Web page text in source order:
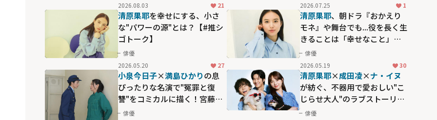
2026.08.03
21
2026.07.25
1
清原果耶を幸せにする、小さ
な"パワーの源"とは？【#推シ
ゴトーク】
俳優
2026.05.20
27
清原果耶、朝ドラ『おかえり
モネ』や舞台でも...役を長く生
きることは「幸せなこと」
『レディエント・バーミン』
インタビュー
俳優
2026.05.19
30
小泉今日子×満島ひかりの息
ぴったりな名演で"冤罪と復
讐"をコミカルに描く！宮藤官
九郎脚本「監獄のお姫さま」
俳優
清原果耶×成田凌×ナ・イヌ
が紡ぐ、不器用で愛おしい"こ
じらせ大人"のラブストーリー
「初恋DOGs」
俳優